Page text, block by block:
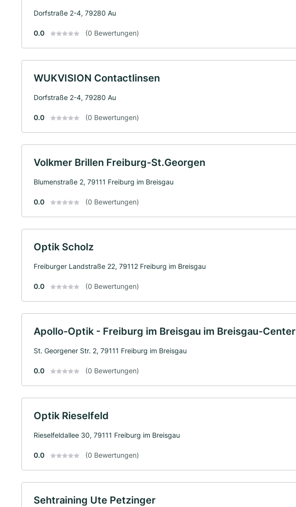
Dorfstraße 2-4, 79280 Au
0.0 (0 Bewertungen)
WUKVISION Contactlinsen
Dorfstraße 2-4, 79280 Au
0.0 (0 Bewertungen)
Volkmer Brillen Freiburg-St.Georgen
Blumenstraße 2, 79111 Freiburg im Breisgau
0.0 (0 Bewertungen)
Optik Scholz
Freiburger Landstraße 22, 79112 Freiburg im Breisgau
0.0 (0 Bewertungen)
Apollo-Optik - Freiburg im Breisgau im Breisgau-Center
St. Georgener Str. 2, 79111 Freiburg im Breisgau
0.0 (0 Bewertungen)
Optik Rieselfeld
Rieselfeldallee 30, 79111 Freiburg im Breisgau
0.0 (0 Bewertungen)
Sehtraining Ute Petzinger